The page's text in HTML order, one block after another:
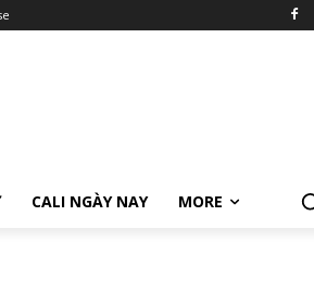
CALI NGÀY NAY MORE